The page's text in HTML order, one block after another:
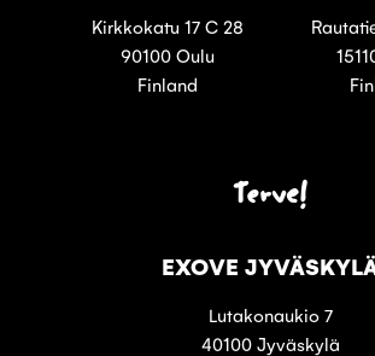
Kirkkokatu 17 C 28
90100 Oulu
Finland
Terve!
EXOVE
Lutakonaukio 7
40100 Jyväskylä